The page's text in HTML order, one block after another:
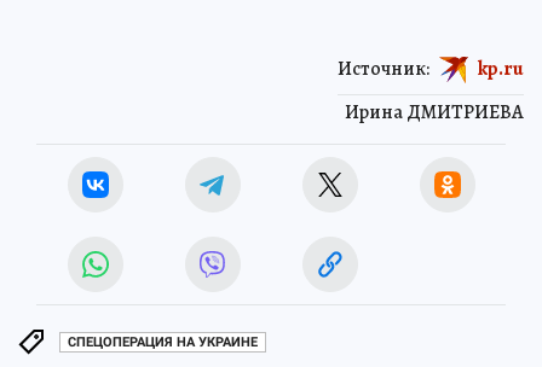
Ирина ДМИТРИЕВА
Источник: kp.ru
СПЕЦОПЕРАЦИЯ НА УКРАИНЕ